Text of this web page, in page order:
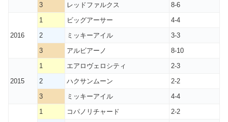
3
レッドファルクス 8-6
2016
1 ビッグアーサー
4-4
2
ミッキーアイル
3-3
3
アルビアーノ 8-10
2015
1 エアロヴェロシティ
2-3
2
ハクサンムーン
2-2
3
ミッキーアイル 4-4
1 コパノリチャード
2-2